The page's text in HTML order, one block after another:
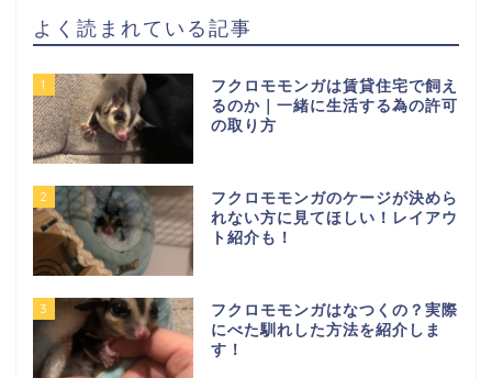
よく読まれている記事
1
フクロモモンガは賃貸住宅で飼え
るのか｜一緒に生活する為の許可
の取り方
2
フクロモモンガのケージが決めら
れない方に見てほしい！レイアウ
ト紹介も！
3
フクロモモンガはなつくの？実際
にべた馴れした方法を紹介しま
す！